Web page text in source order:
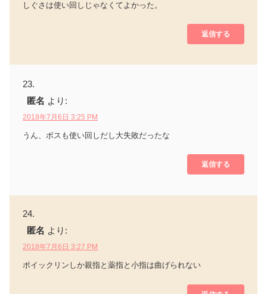
しぐさは使い回しじゃなくてよかった。
返信する
匿名 より:
2018年7月6日 3:25 PM
うん、ボスも使い回しだし大失敗だったな
返信する
匿名 より:
2018年7月6日 3:27 PM
ポイックリンしか親指と薬指と小指は曲げられない